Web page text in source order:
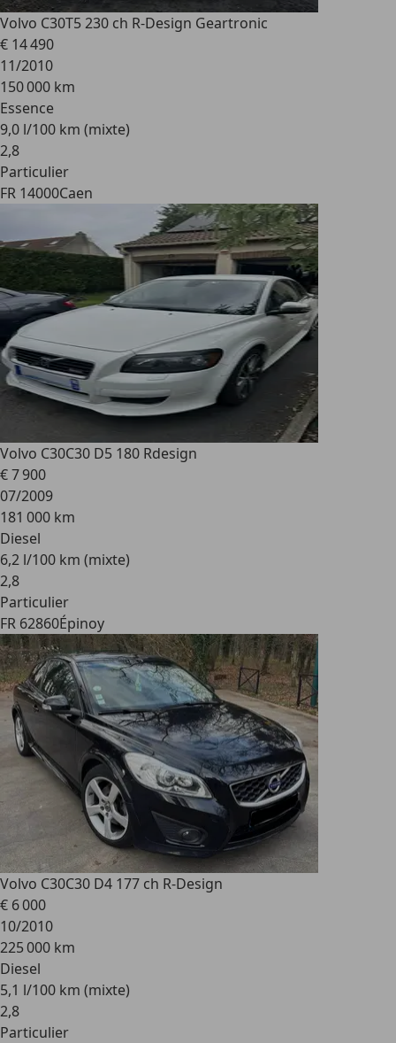
Volvo C30T5 230 ch R-Design Geartronic
€ 14 490
11/2010
150 000 km
Essence
9,0 l/100 km (mixte)
2,8
Particulier
FR 14000Caen
Volvo C30C30 D5 180 Rdesign
€ 7 900
07/2009
181 000 km
Diesel
6,2 l/100 km (mixte)
2,8
Particulier
FR 62860Épinoy
Volvo C30C30 D4 177 ch R-Design
€ 6 000
10/2010
225 000 km
Diesel
5,1 l/100 km (mixte)
2,8
Particulier